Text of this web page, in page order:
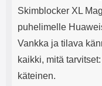
Skimblocker XL
puhelimelle
Vankka ja tilava
kaikki, mitä
käteinen.